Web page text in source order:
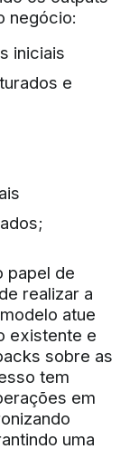
negócio:
iniciais
e
papel de
realizar a
atue
existente e
sobre as
tem
em
uma